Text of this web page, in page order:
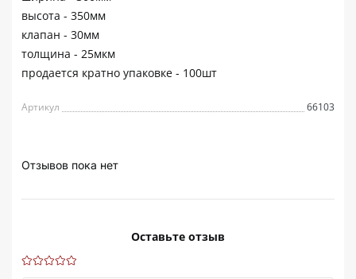
высота - 350мм
клапан - 30мм
толщина - 25мкм
продается кратно упаковке - 100шт
Артикул 66103
Отзывов пока нет
Оставьте отзыв